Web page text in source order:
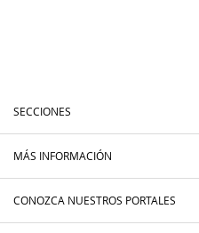
SECCIONES
MÁS INFORMACIÓN
CONOZCA NUESTROS PORTALES